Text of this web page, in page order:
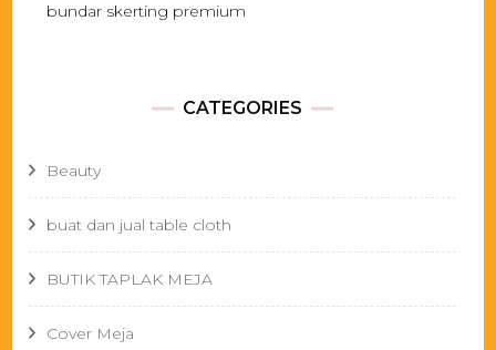
bundar skerting premium
CATEGORIES
Beauty
buat dan jual table cloth
BUTIK TAPLAK MEJA
Cover Meja